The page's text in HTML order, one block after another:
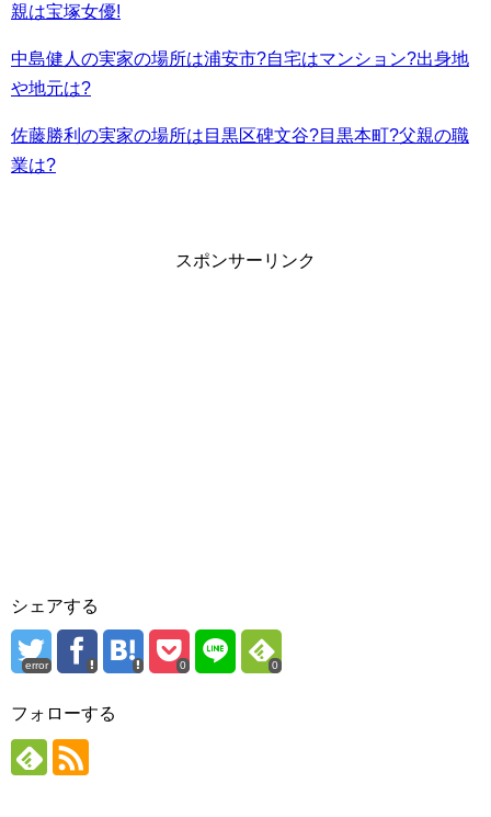
親は宝塚女優!
中島健人の実家の場所は浦安市?自宅はマンション?出身地
や地元は?
佐藤勝利の実家の場所は目黒区碑文谷?目黒本町?父親の職
業は?
スポンサーリンク
シェアする
error 0 0
フォローする